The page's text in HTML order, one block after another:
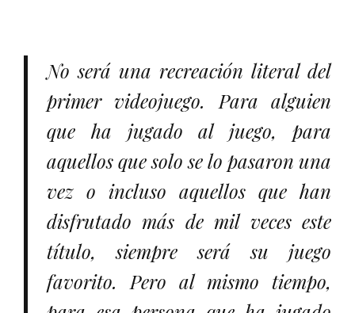
No será una recreación literal del
primer videojuego. Para alguien
que ha jugado al juego, para
aquellos que solo se lo pasaron una
vez o incluso aquellos que han
disfrutado más de mil veces este
título, siempre será su juego
favorito. Pero al mismo tiempo,